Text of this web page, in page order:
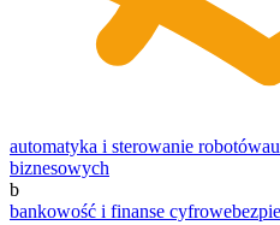
automatyka i sterowanie robotów
biznesowych
b
bankowość i finanse cyfrowe